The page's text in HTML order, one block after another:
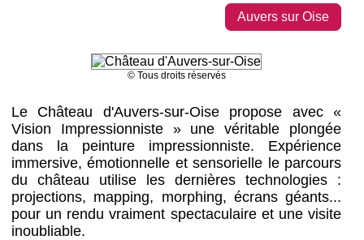
Auvers sur Oise
© Tous droits réservés
Le Château d'Auvers-sur-Oise propose avec «
Vision Impressionniste » une véritable plongée
dans la peinture impressionniste. Expérience
immersive, émotionnelle et sensorielle le parcours
du château utilise les dernières technologies :
projections, mapping, morphing, écrans géants...
pour un rendu vraiment spectaculaire et une visite
inoubliable.